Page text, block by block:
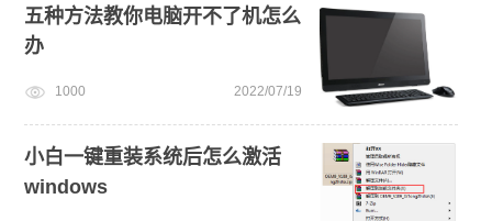
五种方法教你电脑开不了机怎么
办
1000 2022/07/19
小白一键重装系统后怎么激活
windows